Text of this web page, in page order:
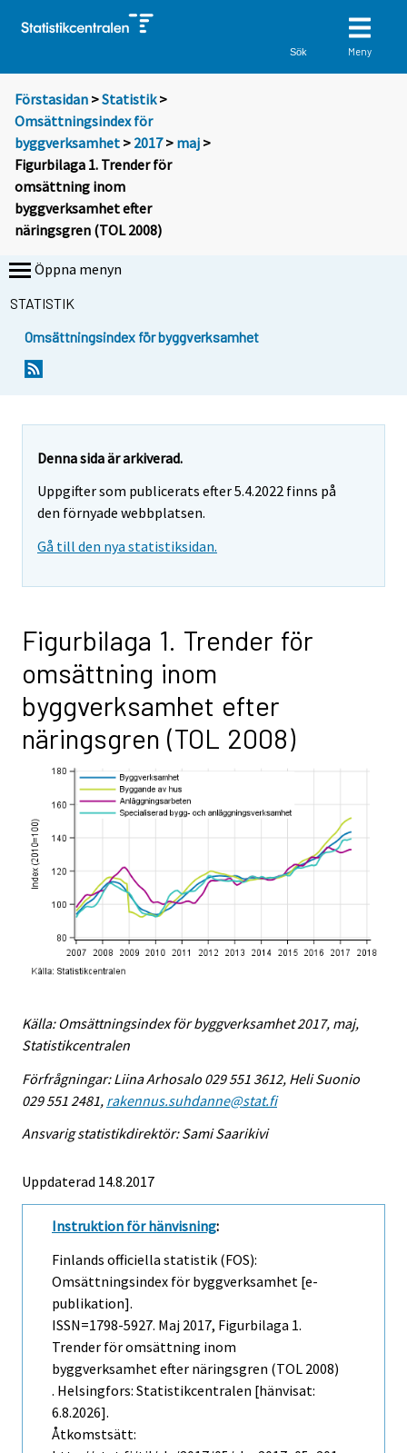
Sök Meny
Förstasidan >Statistik >
Omsättningsindex för
byggverksamhet > 2017> maj >
Figurbilaga 1. Trender för
omsättning inom
byggverksamhet efter
näringsgren (TOL 2008)
Öppna menyn
STATISTIK
Omsättningsindex för byggverksamhet
Denna sida är arkiverad.
Uppgifter som publicerats efter 5.4.2022 finns på
den förnyade webbplatsen.
Gå till den nya statistiksidan.
Figurbilaga 1. Trender för
omsättning inom
byggverksamhet efter
näringsgren (TOL 2008)
Källa: Omsättningsindex för byggverksamhet 2017, maj,
Statistikcentralen
Förfrågningar: Liina Arhosalo 029 551 3612, Heli Suonio
029 551 2481, rakennus.suhdanne@stat.fi
Ansvarig statistikdirektör: Sami Saarikivi
Uppdaterad 14.8.2017
Instruktion för hänvisning:
Finlands officiella statistik (FOS):
Omsättningsindex för byggverksamhet [e-
publikation].
ISSN=1798-5927. Maj 2017, Figurbilaga 1.
Trender för omsättning inom
byggverksamhet efter näringsgren (TOL 2008)
. Helsingfors: Statistikcentralen [hänvisat:
6.8.2026].
Åtkomstsätt: